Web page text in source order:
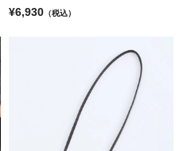
¥6,930 （税込）